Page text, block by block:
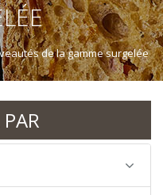
de la gamme surgelée